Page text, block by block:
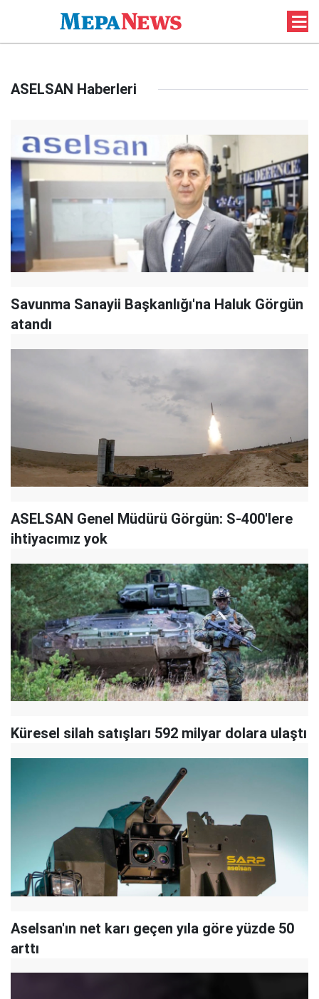
ASELSAN Haberleri
Savunma Sanayii Başkanlığı'na Haluk Görgün
atandı
ASELSAN Genel Müdürü Görgün: S-400'lere
ihtiyacımız yok
Küresel silah satışları 592 milyar dolara ulaştı
Aselsan'ın net karı geçen yıla göre yüzde 50
arttı